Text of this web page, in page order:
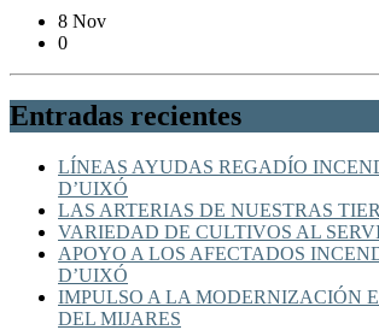
8 Nov
0
Entradas recientes
LÍNEAS AYUDAS REGADÍO
D’UIXÓ
LAS ARTERIAS DE NUESTRAS
VARIEDAD DE CULTIVOS AL
APOYO A LOS AFECTADOS
D’UIXÓ
IMPULSO A LA MODERNIZACIÓN
DEL MIJARES